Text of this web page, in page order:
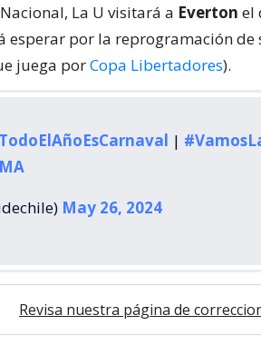
La U visitará a Everton el
esperar por la reprogramación
juega porCopa Libertadores).
|
May 26, 2024
Revisa nuestra página de